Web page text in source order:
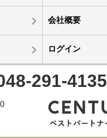
会社概要
ログイン
291-4135